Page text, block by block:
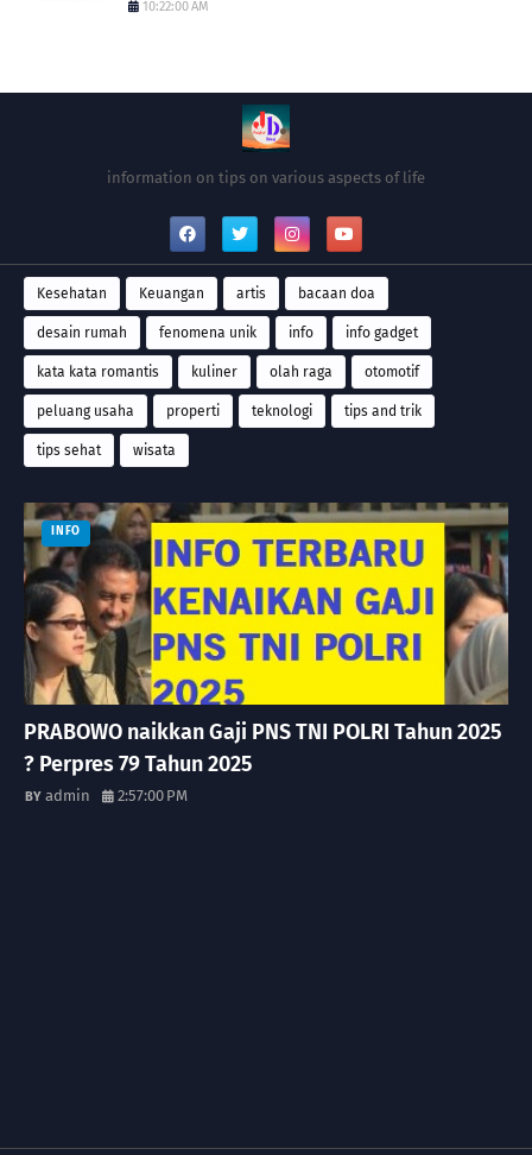
10:22:00 AM
information on tips on various aspects of life
Kesehatan Keuangan artis bacaan doa
desain rumah fenomena unik info info gadget
kata kata romantis kuliner olah raga otomotif
peluang usaha properti teknologi tips and trik
tips sehat wisata
INFO
PRABOWO naikkan Gaji PNS TNI POLRI Tahun 2025
? Perpres 79 Tahun 2025
admin 2:57:00 PM